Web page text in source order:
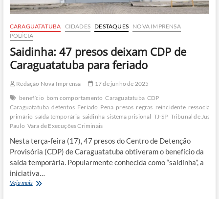
CARAGUATATUBA CIDADES DESTAQUES
NOVA IMPRENSA
POLÍCIA
Saidinha: 47 presos deixam CDP de
Caraguatatuba para feriado
Redação Nova Imprensa
17 de junho de 2025
benefício bom comportamento Caraguatatuba CDP
Caraguatatuba detentos Feriado Pena presos regras reincidente
primário saída temporária saidinha sistema prisional TJ-SP Tribunal de
Paulo Vara de Execuções Criminais
Nesta terça-feira (17), 47 presos do Centro de Detenção
Provisória (CDP) de Caraguatatuba obtiveram o benefício da
saída temporária. Popularmente conhecida como “saidinha”, a
iniciativa…
Veja maisSaidinha: